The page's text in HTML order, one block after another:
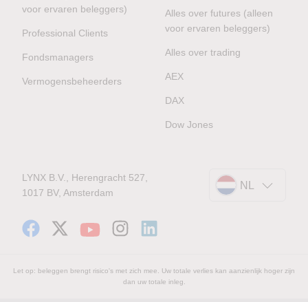
voor ervaren beleggers)
Professional Clients
Fondsmanagers
Vermogensbeheerders
Alles over futures (alleen
voor ervaren beleggers)
Alles over trading
AEX
DAX
Dow Jones
LYNX B.V., Herengracht 527,
1017 BV, Amsterdam
NL
Let op: beleggen brengt risico's met zich mee. Uw totale verlies kan aanzienlijk hoger zijn
dan uw totale inleg.